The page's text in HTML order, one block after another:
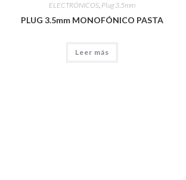
ELECTRÓNICOS, Plug 3.5mm
PLUG 3.5mm MONOFÓNICO PASTA
Leer más